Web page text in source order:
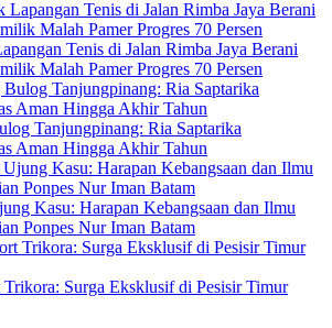
Tenis di Jalan Rimba Jaya Berani
Malah Pamer Progres 70 Persen
Tanjungpinang: Ria Saptarika
Aman Hingga Akhir Tahun
Kasu: Harapan Kebangsaan dan Ilmu
Ponpes Nur Iman Batam
Surga Eksklusif di Pesisir Timur